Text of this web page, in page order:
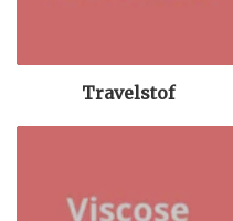
Travelstof